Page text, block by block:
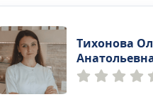
Тихонова